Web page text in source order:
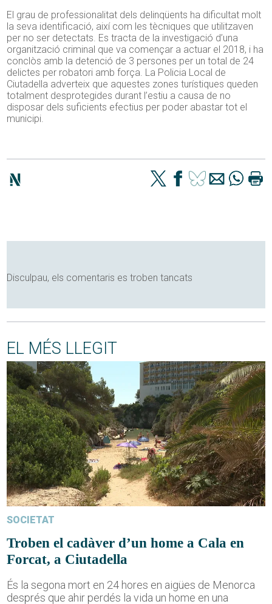
El grau de professionalitat dels delinqüents ha dificultat molt
la seva identificació, així com les tècniques que utilitzaven
per no ser detectats. Es tracta de la investigació d’una
organització criminal que va començar a actuar el 2018, i ha
conclòs amb la detenció de 3 persones per un total de 24
delictes per robatori amb força. La Policia Local de
Ciutadella adverteix que aquestes zones turístiques queden
totalment desprotegides durant l’estiu a causa de no
disposar dels suficients efectius per poder abastar tot el
municipi.
Disculpau, els comentaris es troben tancats
EL MÉS LLEGIT
SOCIETAT
Troben el cadàver d’un home a Cala en
Forcat, a Ciutadella
És la segona mort en 24 hores en aigües de Menorca
després que ahir perdés la vida un home en una